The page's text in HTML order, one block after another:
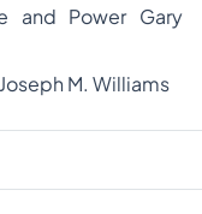
and Power Gary
M. Williams